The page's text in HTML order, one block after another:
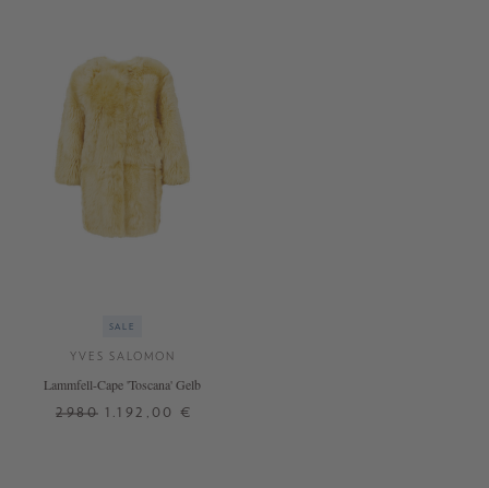
SALE
YVES SALOMON
Lammfell-Cape 'Toscana' Gelb
2980 1.192,00 €